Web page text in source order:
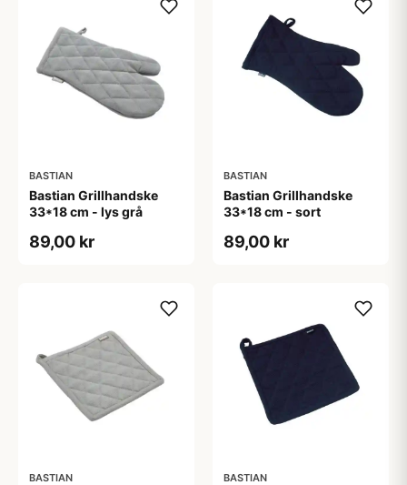
BASTIAN
Bastian Grillhandske
33*18 cm - lys grå
89,00 kr
BASTIAN
Bastian Grillhandske
33*18 cm - sort
89,00 kr
BASTIAN BASTIAN